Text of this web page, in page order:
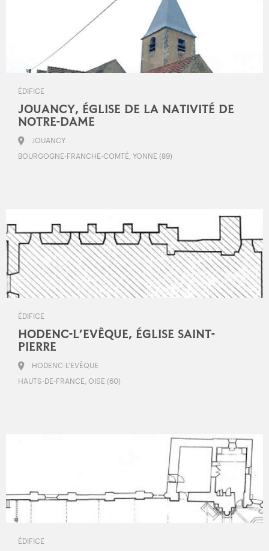
ÉDIFICE
JOUANCY, ÉGLISE DE LA NATIVITÉ DE
NOTRE-DAME
JOUANCY
BOURGOGNE-FRANCHE-COMTÉ, YONNE (89)
ÉDIFICE
HODENC-L’EVÊQUE, ÉGLISE SAINT-
PIERRE
HODENC-L’EVÊQUE
HAUTS-DE-FRANCE, OISE (60)
ÉDIFICE